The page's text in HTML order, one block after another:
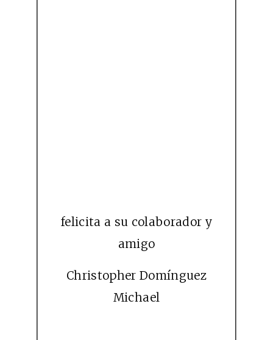
felicita a su colaborador y
amigo
Christopher Domínguez
Michael